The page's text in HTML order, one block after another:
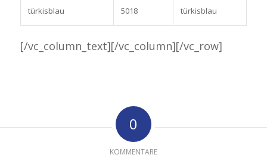
türkisblau 5018 türkisblau
[/vc_column_text][/vc_column][/vc_row]
0
KOMMENTARE